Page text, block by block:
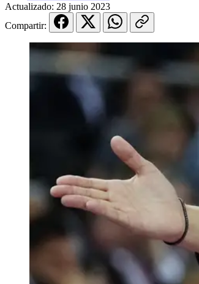
Actualizado: 28 junio 2023
Compartir: